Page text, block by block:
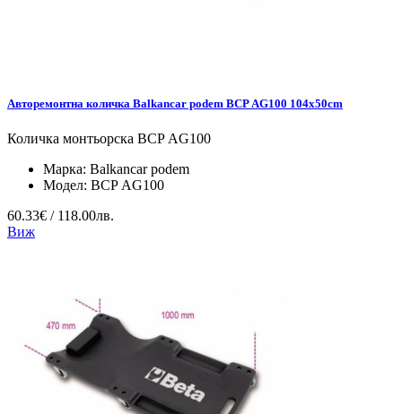
Авторемонтна количка Balkancar podem BCP АG100 104x50cm
Количка монтьорска BCP АG100
Марка: Balkancar podem
Модел: BCP АG100
60.33€ / 118.00лв.
Виж